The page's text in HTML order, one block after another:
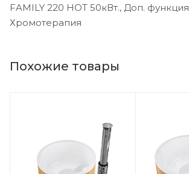
FAMILY 220 HOT 50кВт., Доп. функция
Хромотерапия
Похожие товары